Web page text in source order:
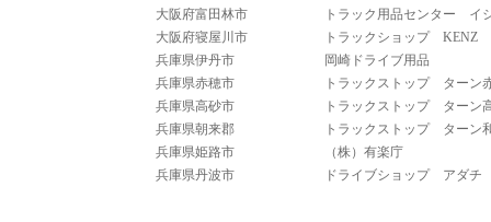
大阪府富田林市
トラック用品センター イ
大阪府寝屋川市
トラックショップ KENZ
兵庫県伊丹市
岡崎ドライブ用品
兵庫県赤穂市
トラックストップ ターン
兵庫県高砂市
トラックストップ ターン
兵庫県朝来郡
トラックストップ ターン
兵庫県姫路市
（株）有楽庁
兵庫県丹波市
ドライブショップ アダチ